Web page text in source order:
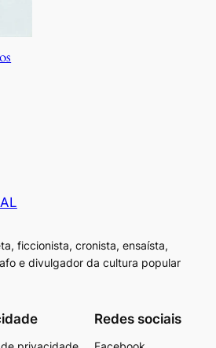
ficcionista, cronista, ensaísta,
e divulgador da cultura popular
Redes sociais